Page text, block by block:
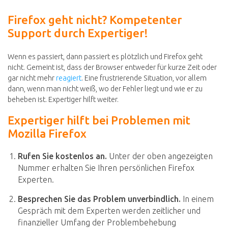
Firefox geht nicht? Kompetenter
Support durch Expertiger!
Wenn es passiert, dann passiert es plötzlich und Firefox geht
nicht. Gemeint ist, dass der Browser entweder für kurze Zeit oder
gar nicht mehr reagiert. Eine frustrierende Situation, vor allem
dann, wenn man nicht weiß, wo der Fehler liegt und wie er zu
beheben ist. Expertiger hilft weiter.
Expertiger hilft bei Problemen mit
Mozilla Firefox
Rufen Sie kostenlos an. Unter der oben angezeigten
Nummer erhalten Sie Ihren persönlichen Firefox
Experten.
Besprechen Sie das Problem unverbindlich. In einem
Gespräch mit dem Experten werden zeitlicher und
finanzieller Umfang der Problembehebung